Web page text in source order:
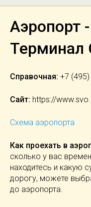
Аэропорт
Терминал
Справочная: +7
Сайт: https://
Схема аэропорта
Как проехать в
сколько у вас
находитесь и какую
дорогу, можете
до аэропорта.